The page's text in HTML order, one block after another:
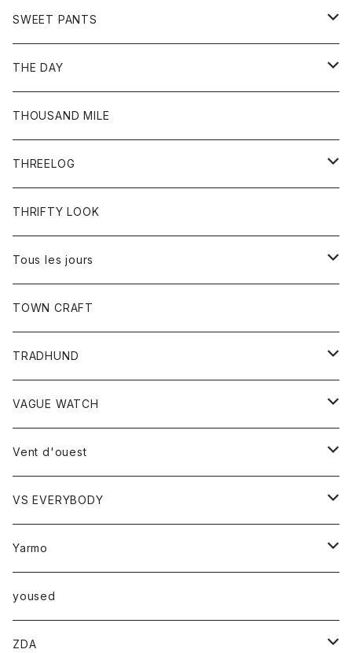
ワンピース
コート
リング
サンダル
アウター
Ｇジャン
ボトム
ジーンズ
SWEET PANTS
ボトム
ショートパンツ
THE DAY
トップス
Tシャツ
THOUSAND MILE
THREELOG
トップス
Tシャツ
THRIFTY LOOK
Tous les jours
トップス
レディース
カットソー
TOWN CRAFT
TRADHUND
セーター
ベスト
VAGUE WATCH
時計
Vent d'ouest
ボトム
スカート
トップス
ベスト
VS EVERYBODY
トップス
Ｔシャツ
Yarmo
アウター
コート
小物
yoused
ZDA